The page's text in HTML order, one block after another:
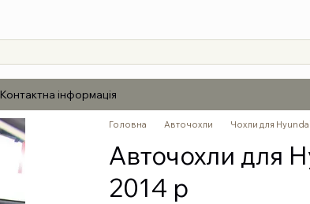
Контактна інформація
Головна Авточохли Чохли для Hyundai
Авточохли для
2014 р